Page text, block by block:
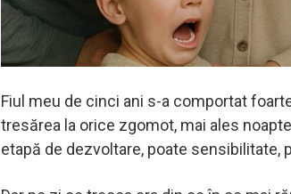
Fiul meu de cinci ani s-a comportat
tresărea la orice zgomot, mai ales
etapă de dezvoltare, poate sensibilitate,